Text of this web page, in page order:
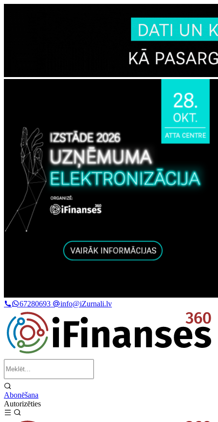
67280693 info@iZurnali.lv
Abonēšana
Autorizēties